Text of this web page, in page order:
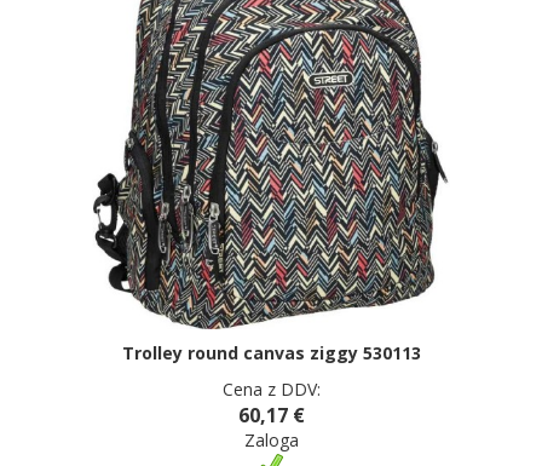
Trolley round canvas ziggy 530113
Cena z DDV:
60,17 €
Zaloga